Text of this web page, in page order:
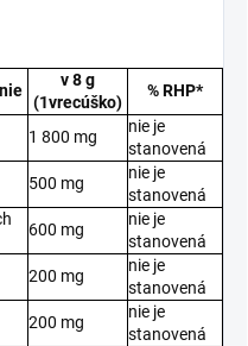
v 8 g
(1vrecúško)
% RHP*
1 800 mg
nie je
stanovená
500 mg
nie je
stanovená
600 mg
nie je
stanovená
200 mg
nie je
stanovená
200 mg
nie je
stanovená